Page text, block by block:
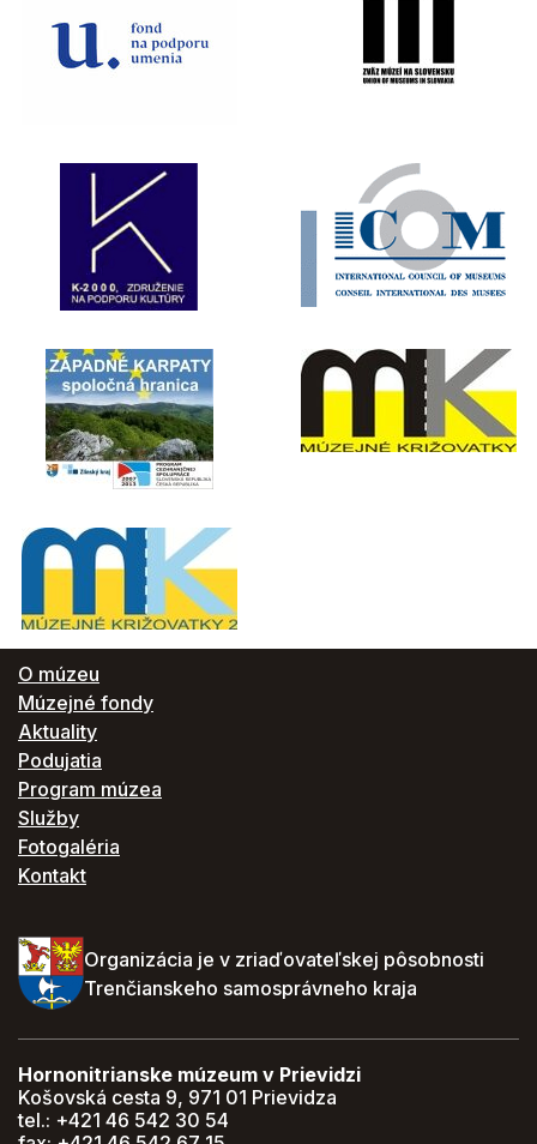
O múzeu
Múzejné fondy
Aktuality
Podujatia
Program múzea
Služby
Fotogaléria
Kontakt
Organizácia je v zriaďovateľskej pôsobnosti
Trenčianskeho samosprávneho kraja
Hornonitrianske múzeum v Prievidzi
Košovská cesta 9, 971 01 Prievidza
tel.: +421 46 542 30 54